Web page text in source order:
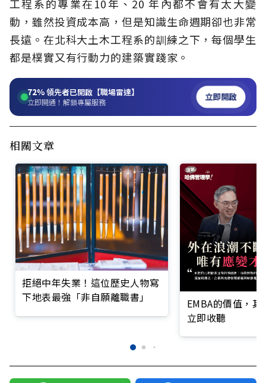
工程系的專業在10年、20 年內都不會有太大變
動，雖然投資成本高，但是知識生命週期卻也非常
長遠。在北科大土木工程系的訓練之下，每個學生
都是樸實又有行動力的建築實踐家。
72%領先者已開啟【職場雷達】
立即開通！解鎖專屬服務 立即開啟
相關文章
拒絕中年失業！這位歷史人物寫
下地表最強「非自願離職書」
EMBA的價值，
立即收聽